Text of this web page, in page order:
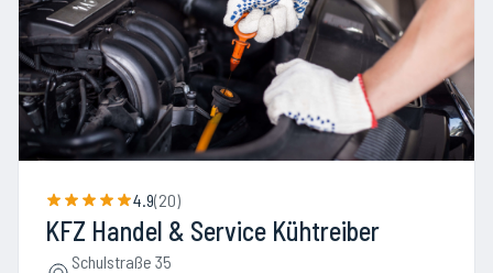
4.9(20)
KFZ Handel & Service Kühtreiber
Schulstraße 35